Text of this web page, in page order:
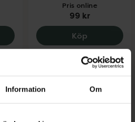
Information Om
PSO Body wash, 163 kr.
Pris online
99 kr
Köp Australian